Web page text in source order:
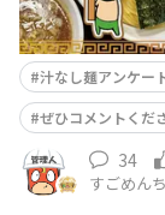
汁なし麺アンケー
ぜひコメントくだ
34
すごめん